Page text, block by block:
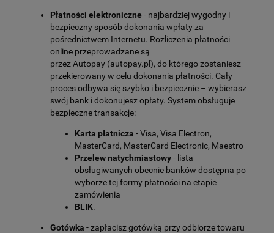
Płatności elektroniczne - najbardziej wygodny i
bezpieczny sposób dokonania wpłaty za
pośrednictwem Internetu. Rozliczenia płatności
online przeprowadzane są
przez Autopay (autopay.pl), do którego zostaniesz
przekierowany w celu dokonania płatności. Cały
proces odbywa się szybko i bezpiecznie – wybierasz
swój bank i dokonujesz opłaty. System obsługuje
bezpieczne transakcje:
Karta płatnicza - Visa, Visa Electron,
MasterCard, MasterCard Electronic, Maestro
Przelew natychmiastowy- lista
obsługiwanych obecnie banków dostępna po
wyborze tej formy płatności na etapie
zamówienia
BLIK.
Gotówka - zapłacisz gotówką przy odbiorze towaru